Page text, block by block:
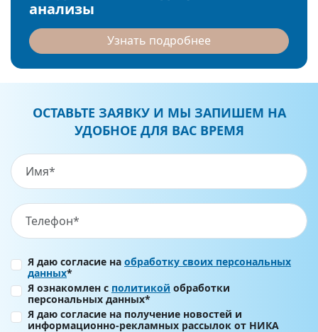
анализы
Узнать подробнее
ОСТАВЬТЕ ЗАЯВКУ И МЫ ЗАПИШЕМ НА
УДОБНОЕ ДЛЯ ВАС ВРЕМЯ
Я даю согласие на обработку своих персональных
данных*
Я ознакомлен с политикой обработки
персональных данных*
Я даю согласие на получение новостей и
информационно-рекламных рассылок от НИКА